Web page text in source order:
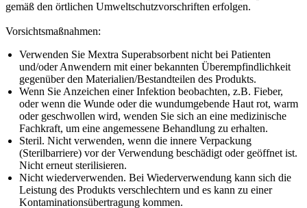
gemäß den örtlichen Umweltschutzvorschriften erfolgen.
Vorsichtsmaßnahmen:
Verwenden Sie Mextra Superabsorbent nicht bei Patienten
und/oder Anwendern mit einer bekannten Überempfindlichkeit
gegenüber den Materialien/Bestandteilen des Produkts.
Wenn Sie Anzeichen einer Infektion beobachten, z.B. Fieber,
oder wenn die Wunde oder die wundumgebende Haut rot, warm
oder geschwollen wird, wenden Sie sich an eine medizinische
Fachkraft, um eine angemessene Behandlung zu erhalten.
Steril. Nicht verwenden, wenn die innere Verpackung
(Sterilbarriere) vor der Verwendung beschädigt oder geöffnet ist.
Nicht erneut sterilisieren.
Nicht wiederverwenden. Bei Wiederverwendung kann sich die
Leistung des Produkts verschlechtern und es kann zu einer
Kontaminationsübertragung kommen.